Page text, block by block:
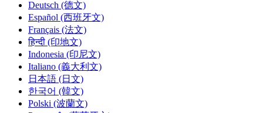
Deutsch (德文)
Español (西班牙文)
Français (法文)
हिन्दी (印地文)
Indonesia (印尼文)
Italiano (義大利文)
日本語 (日文)
한국어 (韓文)
Polski (波蘭文)